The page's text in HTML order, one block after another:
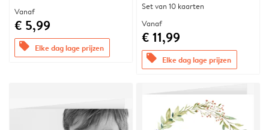
Vanaf
€ 5,99
offers Elke dag lage prijzen
Set van 10 kaarten
Vanaf
€ 11,99
offers Elke dag lage prijzen